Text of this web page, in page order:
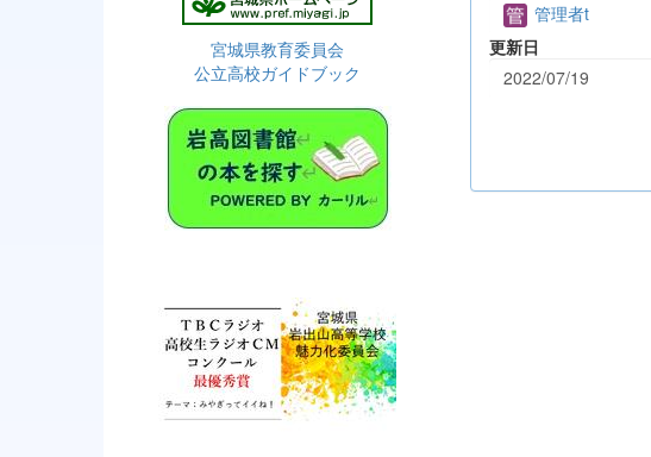
管理者t
更新日
2022/07/19
宮城県教育委員会
公立高校ガイドブック